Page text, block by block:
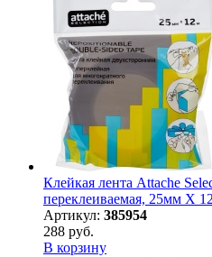
Клейкая лента Attache
переклеиваемая, 25мм Х
Артикул: 385954
288 руб.
В корзину